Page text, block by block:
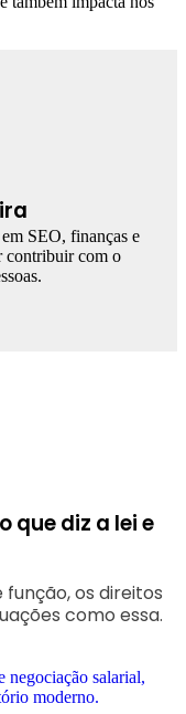
SEO, finanças e
contribuir com o
que diz a lei e
os direitos
como essa.